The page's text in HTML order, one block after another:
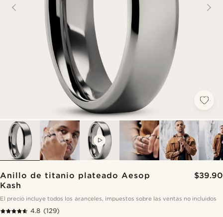
VIDEO
Anillo de titanio plateado Aesop
Kash
$39.90
El precio incluye todos los aranceles, impuestos sobre las ventas no incluidos
4.8 (129)